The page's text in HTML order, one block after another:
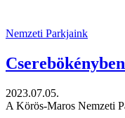
Nemzeti Parkjaink
2023.07.05.
A Körös-Maros Nemzeti